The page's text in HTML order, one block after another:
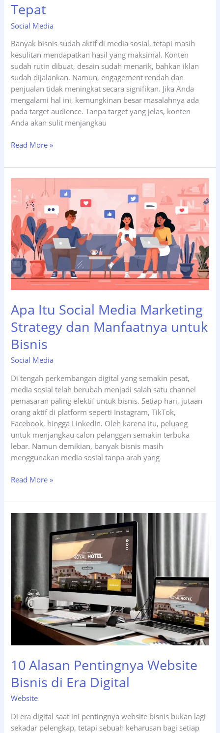
Tepat
Social Media
Banyak bisnis sudah aktif di media sosial, tetapi masih
kesulitan mendapatkan hasil yang maksimal. Konten
sudah rutin dibuat, desain sudah menarik, bahkan iklan
sudah dijalankan. Namun, engagement rendah dan
penjualan tidak meningkat secara signifikan. Jika Anda
mengalami hal ini, kemungkinan besar masalahnya ada
pada target audience. Tanpa target yang jelas, konten
Anda akan sulit menjangkau
Cara
Target
Audience
Social
Media
yang
Tepat
Read More »
Apa Itu Social Media Marketing
Strategy dan Manfaatnya untuk
Bisnis
Social Media
Di tengah perkembangan digital yang semakin pesat,
media sosial telah berubah menjadi salah satu channel
pemasaran paling efektif untuk bisnis. Setiap hari, jutaan
orang aktif di platform seperti Instagram, TikTok,
Facebook, hingga LinkedIn. Oleh karena itu, peluang
untuk menjangkau calon pelanggan semakin terbuka
lebar. Namun demikian, banyak bisnis masih
menggunakan media sosial tanpa arah yang
Apa
Social
Media
Read More »
10 Alasan Pentingnya Website
Bisnis di Era Digital
Website
Di era digital saat ini pentingnya website bisnis bukan lagi
sekadar pelengkap, tetapi sebuah keharusan bagi setiap